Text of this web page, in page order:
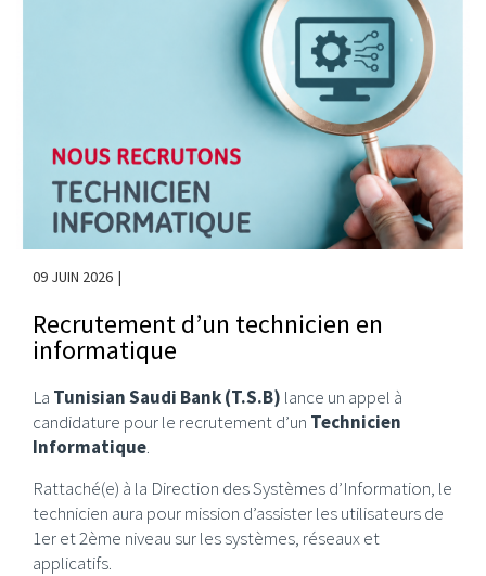
09 JUIN 2026
Recrutement d’un technicien en
informatique
La Tunisian Saudi Bank (T.S.B) lance un appel à
candidature pour le recrutement d’un Technicien
Informatique.
Rattaché(e) à la Direction des Systèmes d’Information, le
technicien aura pour mission d’assister les utilisateurs de
1er et 2ème niveau sur les systèmes, réseaux et
applicatifs.